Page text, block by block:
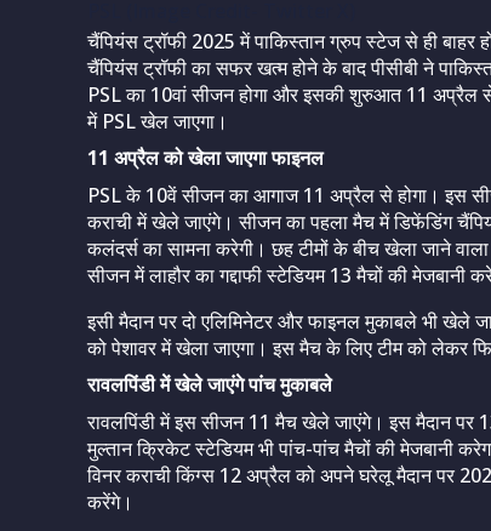
चैंपियंस ट्रॉफी 2025 में पाकिस्तान ग्रुप स्टेज से ही बाहर
चैंपियंस ट्रॉफी का सफर खत्म होने के बाद पीसीबी ने
PSL का 10वां सीजन होगा और इसकी शुरुआत 11 अप्रैल
में PSL खेल जाएगा।
11 अप्रैल को खेला जाएगा फाइनल
PSL के 10वें सीजन का आगाज 11 अप्रैल से होगा। इस
कराची में खेले जाएंगे। सीजन का पहला मैच में डिफेंडिंग
कलंदर्स का सामना करेगी। छह टीमों के बीच खेला जाने
सीजन में लाहौर का गद्दाफी स्टेडियम 13 मैचों की मेजबानी
इसी मैदान पर दो एलिमिनेटर और फाइनल मुकाबले भी खेले
को पेशावर में खेला जाएगा। इस मैच के लिए टीम को लेकर
रावलपिंडी में खेले जाएंगे पांच मुकाबले
रावलपिंडी में इस सीजन 11 मैच खेले जाएंगे। इस मैदान पर
मुल्तान क्रिकेट स्टेडियम भी पांच-पांच मैचों की मेजबानी
विनर कराची किंग्स 12 अप्रैल को अपने घरेलू मैदान पर
करेंगे।